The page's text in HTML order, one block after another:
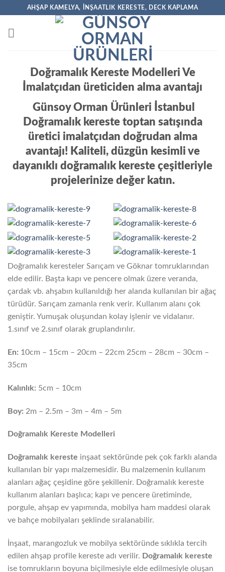
AHŞAP KAMELYA, İNŞAATLIK KERESTE, DECK KAPLAMA
Doğramalık Kereste Modelleri Ve
İmalatçıdan üreticiden alma avantajı
Günsoy Orman Ürünleri İstanbul
Doğramalık kereste toptan satışında
üretici imalatçıdan doğrudan alma
avantajı! Kaliteli, düzgün kesimli ve
dayanıklı doğramalık kereste çeşitleriyle
projelerinize değer katın.
Doğramalık keresteler Sarıçam ve Göknar tomruklarından
elde edilir. Başta kapı ve pencere olmak üzere veranda,
çardak vb. ahşabın kullanıldığı her alanda kullanılan bir ağaç
türüdür. Sarıçam zamanla renk verir. Kullanım alanı çok
geniştir. Yumuşak oluşundan kolay işlenir ve vidalanır.
1.sınıf ve 2.sınıf olarak gruplandırılır.
En: 10cm – 15cm – 20cm – 22cm 25cm – 28cm – 30cm –
35cm
Kalınlık: 5cm – 10cm
Boy: 2m – 2.5m – 3m – 4m – 5m
Doğramalık Kereste Modelleri
Doğramalık kereste inşaat sektöründe pek çok farklı alanda
kullanılan bir yapı malzemesidir. Bu malzemenin kullanım
alanları ağaç çeşidine göre şekillenir. Doğramalık kereste
kullanım alanları başlıca; kapı ve pencere üretiminde,
porgule, ahşap ev yapımında, mobilya ham maddesi olarak
ve bahçe mobilyaları şeklinde sıralanabilir.
İnşaat, marangozluk ve mobilya sektöründe sıklıkla tercih
edilen ahşap profile kereste adı verilir. Doğramalık kereste
ise tomrukların boyuna biçilmesiyle elde edilmesiyle oluşan